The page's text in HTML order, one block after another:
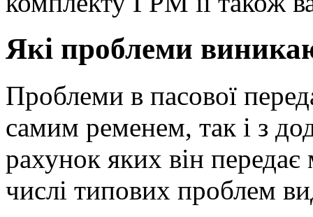
Які проблеми
Проблеми в пасової
самим ременем, так і з
рахунок яких він
числі типових проблем